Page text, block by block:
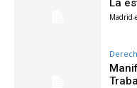
La
Madrid-